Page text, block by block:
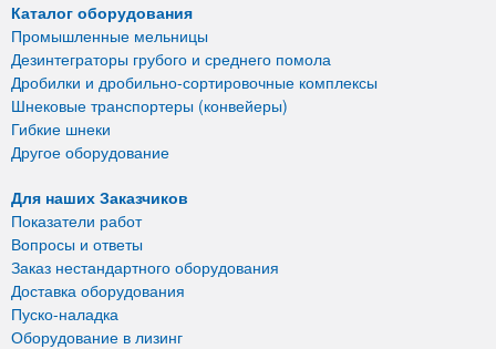
Каталог оборудования
Промышленные мельницы
Дезинтеграторы грубого и среднего помола
Дробилки и дробильно-сортировочные комплексы
Шнековые транспортеры (конвейеры)
Гибкие шнеки
Другое оборудование
Для наших Заказчиков
Показатели работ
Вопросы и ответы
Заказ нестандартного оборудования
Доставка оборудования
Пуско-наладка
Оборудование в лизинг